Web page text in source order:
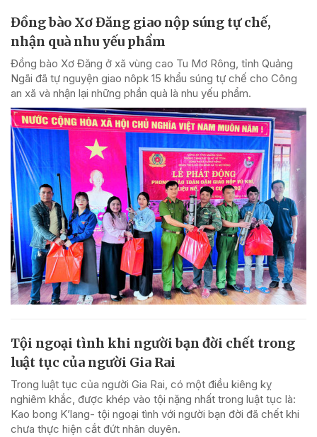
Đồng bào Xơ Đăng giao nộp súng tự chế,
nhận quà nhu yếu phẩm
Đồng bào Xơ Đăng ở xã vùng cao Tu Mơ Rông, tỉnh Quảng
Ngãi đã tự nguyện giao nôpk 15 khẩu súng tự chế cho Công
an xã và nhận lại những phần quà là nhu yếu phẩm.
Tội ngoại tình khi người bạn đời chết trong
luật tục của người Gia Rai
Trong luật tục của người Gia Rai, có một điều kiêng kỵ
nghiêm khắc, được khép vào tội nặng nhất trong luật tục là:
Kao bong K’lang- tội ngoại tình với người bạn đời đã chết khi
chưa thực hiện cắt đứt nhân duyên.